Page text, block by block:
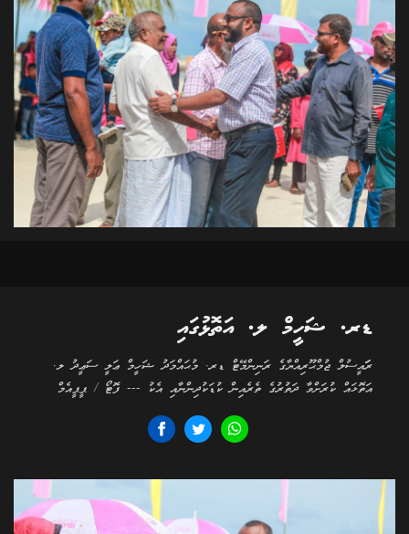
ޑރ. ޝަހީމް ލ. އަތޮޅުގައި
ރަަައީސުލް ޖުމްޙޫރިއްޔާގެ ރަނިންމޭޓް ޑރ. މުޙައްމަދު ޝަހީމް ޢަލީ ސަޢީދު ލ.
އަތޮޅައް ކުރަށްވާ ދަތުރުގެ ތެރެއިން ކުޑަކުދިންނާއި އެކު --- ފޮޓޯ / ޕީޕީއެމް